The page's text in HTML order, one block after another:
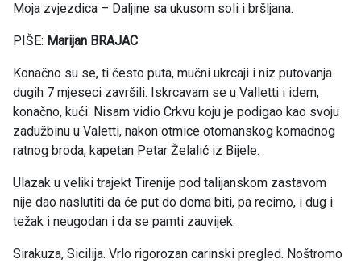
Moja zvjezdica – Daljine sa ukusom soli i bršljana.
PIŠE: Marijan BRAJAC
Konačno su se, ti često puta, mučni ukrcaji i niz putovanja
dugih 7 mjeseci završili. Iskrcavam se u Valletti i idem,
konačno, kući. Nisam vidio Crkvu koju je podigao kao svoju
zadužbinu u Valetti, nakon otmice otomanskog komadnog
ratnog broda, kapetan Petar Želalić iz Bijele.
Ulazak u veliki trajekt Tirenije pod talijanskom zastavom
nije dao naslutiti da će put do doma biti, pa recimo, i dug i
težak i neugodan i da se pamti zauvijek.
Sirakuza, Sicilija. Vrlo rigorozan carinski pregled. Noštromo